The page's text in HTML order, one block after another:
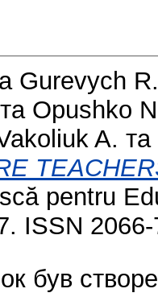
Gurevych R.
та Opushko
A. та
pentru
ISSN
був